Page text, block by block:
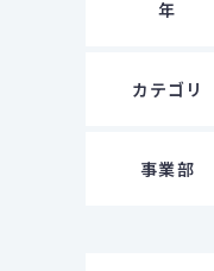
年
カテゴリ
事業部